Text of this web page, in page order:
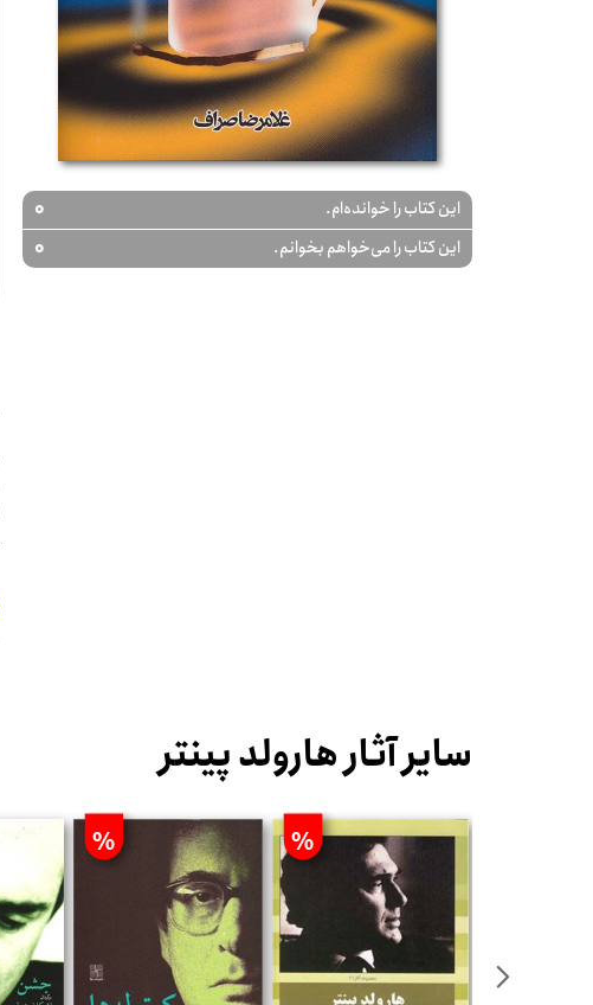
این کتاب را خوانده‌ام. 0
این کتاب را می‌خواهم بخوانم. 0
سایر آثار هارولد پینتر
%
%